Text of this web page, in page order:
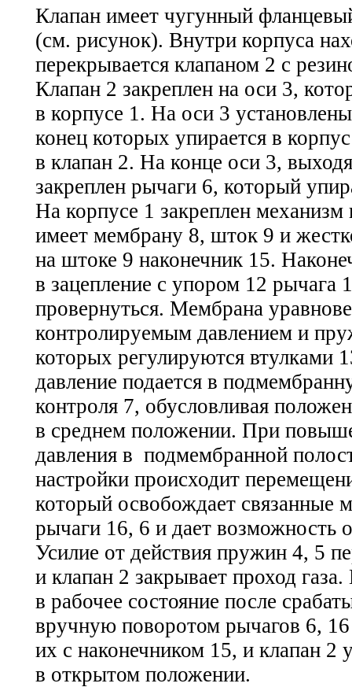
Клапан имеет чугунный
(см. рисунок). Внутри корпуса
перекрывается клапаном 2 с
Клапан 2 закреплен на оси 3,
в корпусе 1. На оси 3
конец которых упирается в
в клапан 2. На конце оси 3,
закреплен рычаги 6, который
На корпусе 1 закреплен
имеет мембрану 8, шток 9 и
на штоке 9 наконечник 15.
в зацепление с упором 12 рычага
провернуться. Мембрана
контролируемым давлением и
которых регулируются втулками
давление подается в
контроля 7, обусловливая
в среднем положении. При
давления в подмембранной
настройки происходит
который освобождает связанные
рычаги 16, 6 и дает возможность
Усилие от действия пружин 4, 5
и клапан 2 закрывает проход
в рабочее состояние после
вручную поворотом рычагов 6,
их с наконечником 15, и клапан 2
в открытом положении.